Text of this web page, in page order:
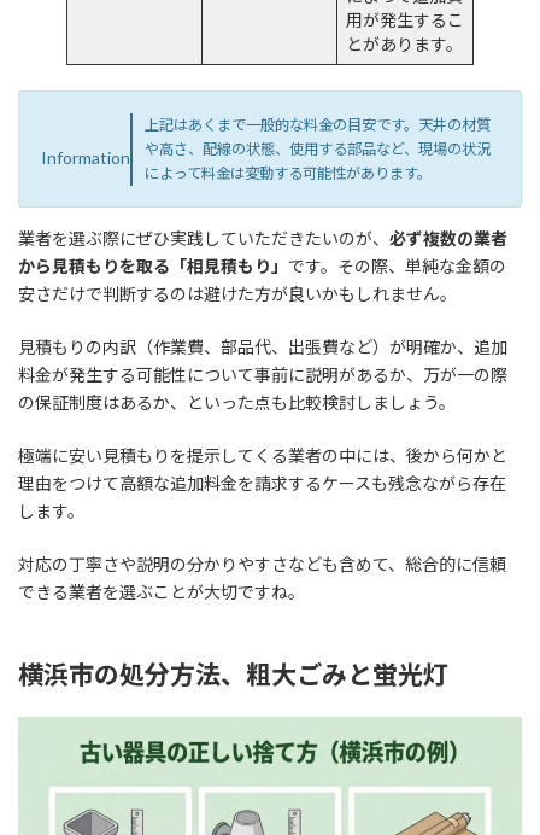
用が発生するこ
とがあります。
Information
上記はあくまで一般的な料金の目安です。天井の材質
や高さ、配線の状態、使用する部品など、現場の状況
によって料金は変動する可能性があります。
業者を選ぶ際にぜひ実践していただきたいのが、 必ず複数の業者
から見積もりを取る「相見積もり」 です。その際、単純な金額の
安さだけで判断するのは避けた方が良いかもしれません。
見積もりの内訳（作業費、部品代、出張費など）が明確か、追加
料金が発生する可能性について事前に説明があるか、万が一の際
の保証制度はあるか、といった点も比較検討しましょう。
極端に安い見積もりを提示してくる業者の中には、後から何かと
理由をつけて高額な追加料金を請求するケースも残念ながら存在
します。
対応の丁寧さや説明の分かりやすさなども含めて、総合的に信頼
できる業者を選ぶことが大切ですね。
横浜市の処分方法、粗大ごみと蛍光灯